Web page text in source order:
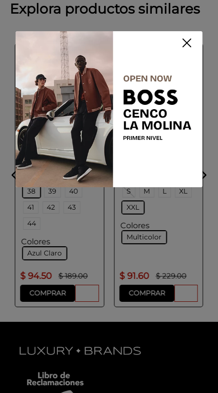
Explora productos similares
BOGGI MILANO
Camisa de algodón a
rayas Regular Fit
38 39
40
41
42
43
44
Colores
Azul Claro
$ 94.50 $ 189.00
COMPRAR
HUGO
S M L
XL
XXL
Colores
Multicolor
$ 91.60 $ 229.00
COMPRAR